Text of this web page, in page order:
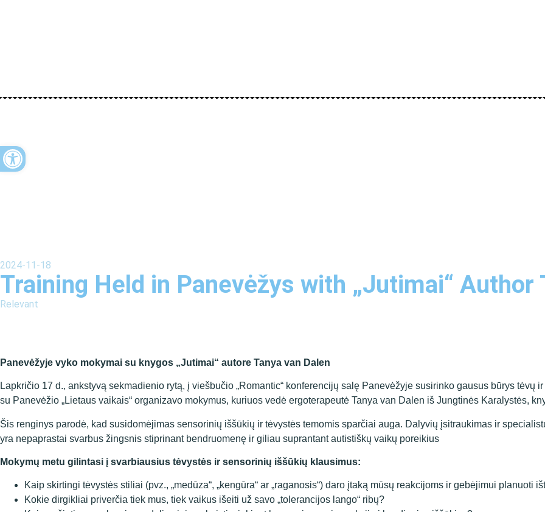
2024-11-18
Training Held in Panevėžys with „Jutimai“ Author
Relevant
Panevėžyje vyko mokymai su knygos „Jutimai“ autore Tanya van Dalen
Lapkričio 17 d., ankstyvą sekmadienio rytą, į viešbučio „Romantic“ konferencijų salę Panevėžyje susirinko gausus būrys tėvų
su Panevėžio „Lietaus vaikais“ organizavo mokymus, kuriuos vedė ergoterapeutė Tanya van Dalen iš Jungtinės Karalystės,
Šis renginys parodė, kad susidomėjimas sensorinių iššūkių ir tėvystės temomis sparčiai auga. Dalyvių įsitraukimas ir
yra nepaprastai svarbus žingsnis stiprinant bendruomenę ir giliau suprantant autistiškų vaikų poreikius
Mokymų metu gilintasi į svarbiausius tėvystės ir sensorinių iššūkių klausimus:
Kaip skirtingi tėvystės stiliai (pvz., „medūza“, „kengūra“ ar „raganosis“) daro įtaką mūsų reakcijoms ir gebėjimui planuoti
Kokie dirgikliai priverčia tiek mus, tiek vaikus išeiti už savo „tolerancijos lango“ ribų?
Open toolbar